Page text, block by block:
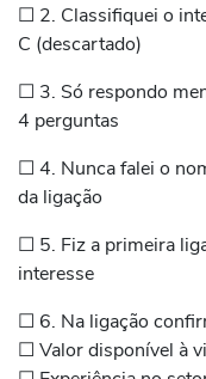
☐ 2. Classifiquei o
C (descartado)
☐ 3. Só respondo
4 perguntas
☐ 4. Nunca falei o
da ligação
☐ 5. Fiz a primeira
interesse
☐ 6. Na ligação
☐ Valor disponível à